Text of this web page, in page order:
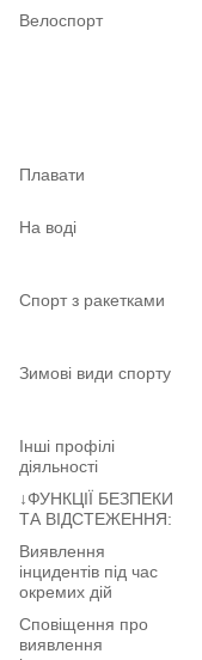
Велоспорт
Плавати
На воді
Спорт з ракетками
Зимові види спорту
Інші профілі
діяльності
↓ФУНКЦІЇ БЕЗПЕКИ
ТА ВІДСТЕЖЕННЯ:
Виявлення
інцидентів під час
окремих дій
Сповіщення про
виявлення